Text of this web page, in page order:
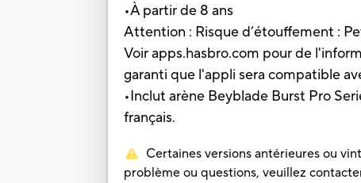
•À partir de 8 ans
Attention : Risque d’étouffement :
Voir apps.hasbro.com pour de
garanti que l'appli sera compatible
•Inclut arène Beyblade Burst Pro
français.
Certaines versions antérieures ou
problème ou questions, veuillez